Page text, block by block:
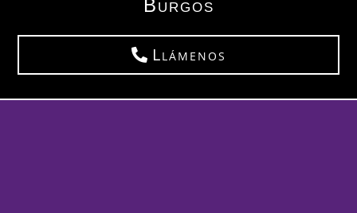
Burgos
Llámenos